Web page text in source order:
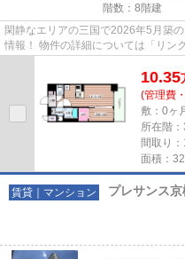
階数：8階建
閑静なエリアの三国で2026年5月築
情報！ 物件の詳細については「リン
10.35
(管理費
敷：0ヶ
所在階
間取り
面積：
賃貸｜マンション プレサンス